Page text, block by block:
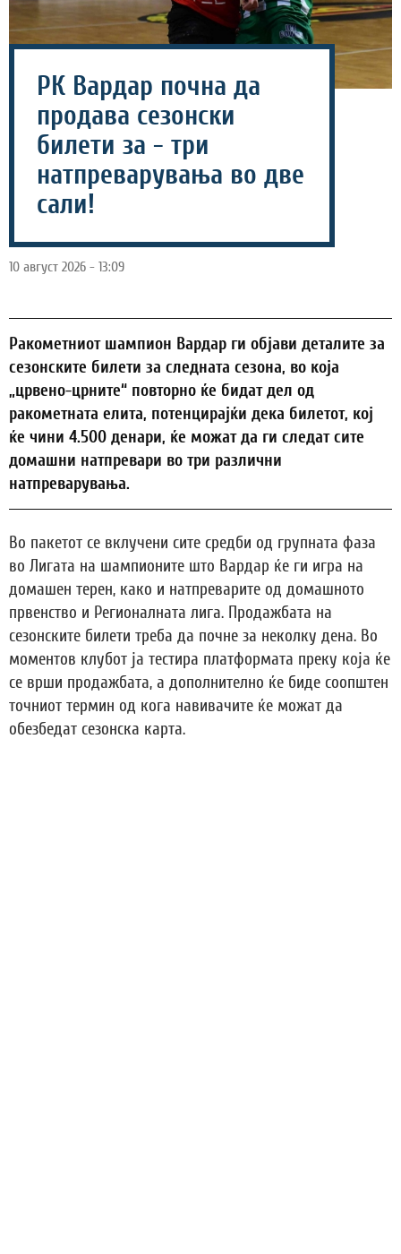
РК Вардар почна да
продава сезонски
билети за - три
натпреварувања во две
сали!
10 август 2026 - 13:09
Ракометниот шампион Вардар ги објави деталите за
сезонските билети за следната сезона, во која
„црвено-црните“ повторно ќе бидат дел од
ракометната елита, потенцирајќи дека билетот, кој
ќе чини 4.500 денари, ќе можат да ги следат сите
домашни натпревари во три различни
натпреварувања.
Во пакетот се вклучени сите средби од групната фаза
во Лигата на шампионите што Вардар ќе ги игра на
домашен терен, како и натпреварите од домашното
првенство и Регионалната лига. Продажбата на
сезонските билети треба да почне за неколку дена. Во
моментов клубот ја тестира платформата преку која ќе
се врши продажбата, а дополнително ќе биде соопштен
точниот термин од кога навивачите ќе можат да
обезбедат сезонска карта.